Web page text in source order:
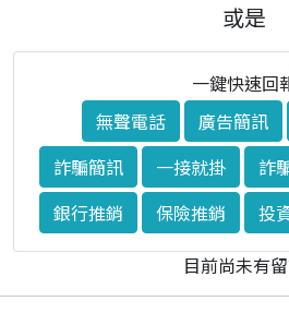
或是
一鍵快速回
無聲電話
廣告簡訊
詐騙簡訊
一接就掛 詐
銀行推銷
保險推銷 投
目前尚未有